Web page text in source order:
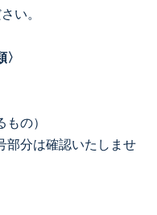
い。
の）
部分は確認いたしませ